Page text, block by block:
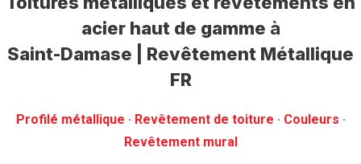
acier haut de gamme à
Saint-Damase | Revêtement Métallique
FR
Profilé métallique · ‎ Revêtement de toiture · ‎ Couleurs ·
‎Revêtement mural